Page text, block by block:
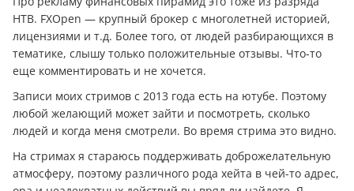
НТВ. FXOpen — крупный брокер с многолетней историей,
лицензиями и т.д. Более того, от людей разбирающихся в
тематике, слышу только положительные отзывы. Что-то
еще комментировать и не хочется.
Записи моих стримов с 2013 года есть на ютубе. Поэтому
любой желающий может зайти и посмотреть, сколько
людей и когда меня смотрели. Во время стрима это видно.
На стримах я стараюсь поддерживать доброжелательную
атмосферу, поэтому различного рода хейта в чей-то адрес,